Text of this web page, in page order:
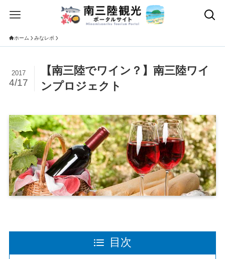
ホーム みなレポ
【南三陸でワイン？】南三陸ワイ
ンプロジェクト
2017
4/17
目次